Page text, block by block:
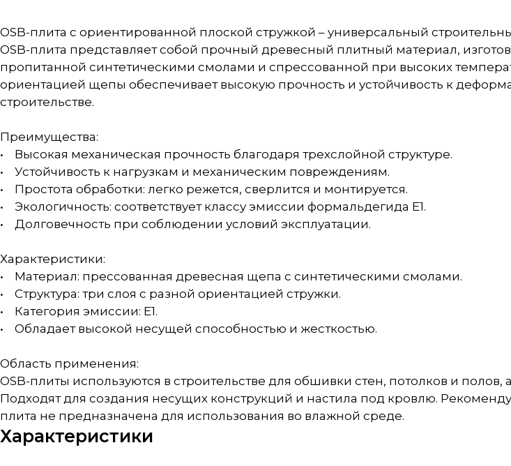
OSB-плита с ориентированной плоской стружкой – универсальный
OSB-плита представляет собой прочный древесный плитный материал,
пропитанной синтетическими смолами и спрессованной при высоких
ориентацией щепы обеспечивает высокую прочность и устойчивость к
строительстве.
Преимущества:
• Высокая механическая прочность благодаря трехслойной структуре.
• Устойчивость к нагрузкам и механическим повреждениям.
• Простота обработки: легко режется, сверлится и монтируется.
• Экологичность: соответствует классу эмиссии формальдегида Е1.
• Долговечность при соблюдении условий эксплуатации.
Характеристики:
• Материал: прессованная древесная щепа с синтетическими смолами.
• Структура: три слоя с разной ориентацией стружки.
• Категория эмиссии: Е1.
• Обладает высокой несущей способностью и жесткостью.
Область применения:
OSB-плиты используются в строительстве для обшивки стен, потолков и
Подходят для создания несущих конструкций и настила под кровлю.
плита не предназначена для использования во влажной среде.
Характеристики